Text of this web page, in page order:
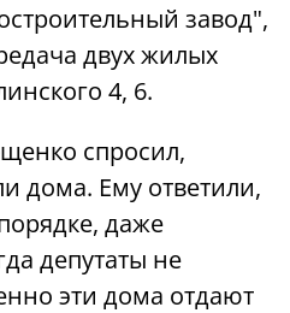
завод",
двух жилых
4, 6.
спросил,
дома. Ему ответили,
даже
депутаты не
эти дома отдают